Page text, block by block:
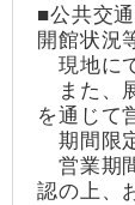
■公共交
開館状況
現地に
また、
を通じて
期間限
営業期
認の上、